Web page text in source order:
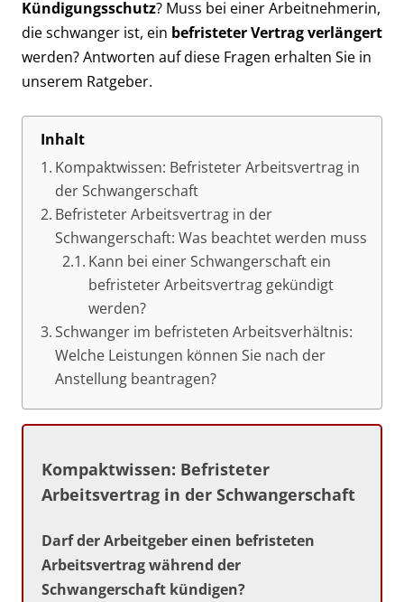
Kündigungsschutz? Muss bei einer Arbeitnehmerin,
die schwanger ist, ein befristeter Vertrag verlängert
werden? Antworten auf diese Fragen erhalten Sie in
unserem Ratgeber.
Inhalt
Kompaktwissen: Befristeter Arbeitsvertrag in
der Schwangerschaft
Befristeter Arbeitsvertrag in der
Schwangerschaft: Was beachtet werden muss
Kann bei einer Schwangerschaft ein
befristeter Arbeitsvertrag gekündigt
werden?
Schwanger im befristeten Arbeitsverhältnis:
Welche Leistungen können Sie nach der
Anstellung beantragen?
Kompaktwissen: Befristeter
Arbeitsvertrag in der Schwangerschaft
Darf der Arbeitgeber einen befristeten
Arbeitsvertrag während der
Schwangerschaft kündigen?